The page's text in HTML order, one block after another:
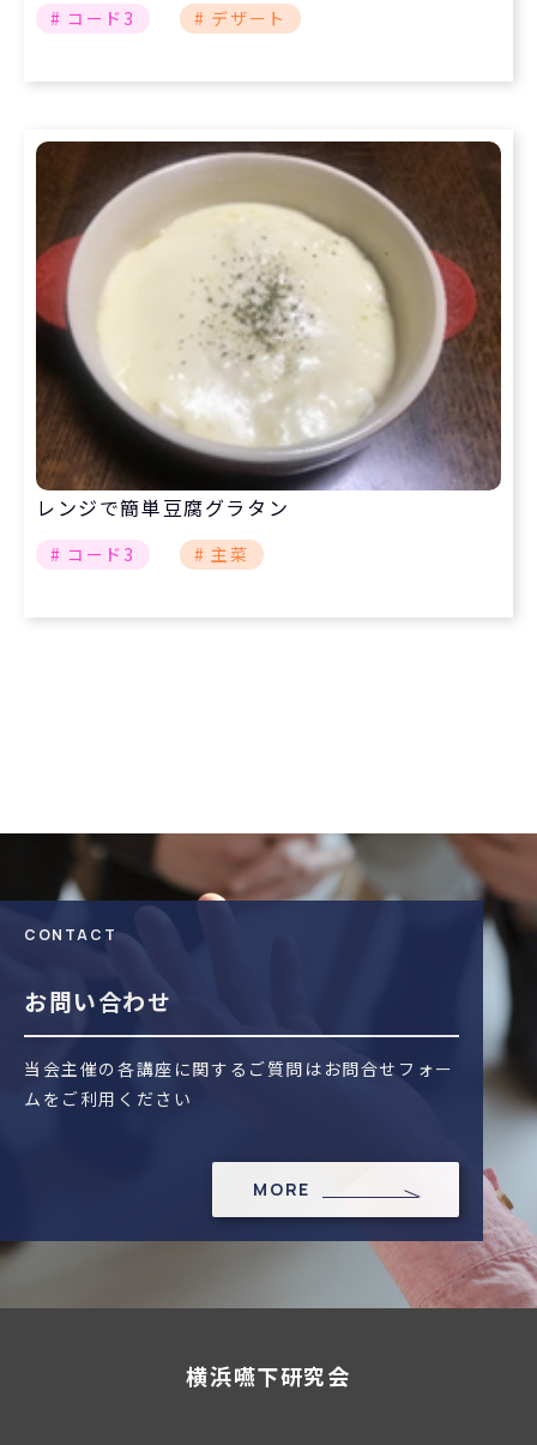
# コード3 # デザート
レンジで簡単豆腐グラタン
# コード3 # 主菜
CONTACT
お問い合わせ
当会主催の各講座に関するご質問はお問合せフォー
ムをご利用ください
MORE
横浜嚥下研究会